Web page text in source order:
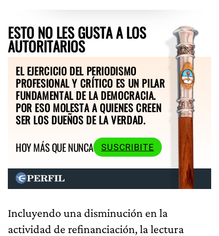
ESTO NO LES GUSTA A LOS
AUTORITARIOS
EL EJERCICIO DEL PERIODISMO
PROFESIONAL Y CRÍTICO ES UN PILAR
FUNDAMENTAL DE LA DEMOCRACIA.
POR ESO MOLESTA A QUIENES CREEN
SER LOS DUEÑOS DE LA VERDAD.
HOY MÁS QUE NUNCA
SUSCRIBITE
Incluyendo una disminución en la
actividad de refinanciación, la lectura